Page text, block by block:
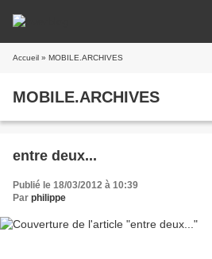
Accueil » MOBILE.ARCHIVES
MOBILE.ARCHIVES
entre deux...
Publié le 18/03/2012 à 10:39
Par philippe